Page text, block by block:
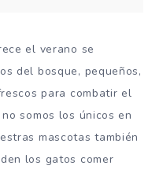
el verano se
del bosque, pequeños,
para combatir el
somos los únicos en
mascotas también
los gatos comer